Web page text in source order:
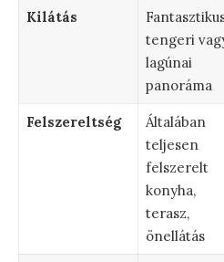
Kilátás
tengeri
lagúnai
panoráma
Felszereltség
Általában
teljesen
felszerelt
konyha,
terasz,
önellátás